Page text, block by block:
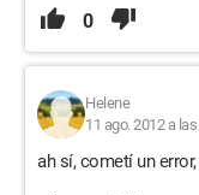
0
Helene
11 ago. 2012 a
ah sí, cometí un